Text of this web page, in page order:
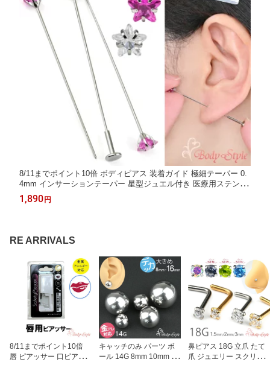
8/11までポイント10倍 ボディピアス 装着ガイド 極細テーパー 0.
4mm インサーションテーパー 星型ジュエル付き 医療用ステンレ
ス 金アレ対応 ツール 便利グッズ ケース付き
1,890 円
RE ARRIVALS
8/11までポイント10倍
唇 ピアッサー 口ピアス
キャッチのみ パーツ ボ
ール 14G 8mm 10mm 12
鼻ピアス 18G 立爪 たて
爪 ジュエリー スクリュ